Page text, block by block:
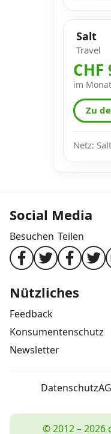
Salt
Travel
CHF
im Monat
Zu
Netz:
Social Media
Besuchen Teilen
Nützliches
Feedback
Konsumentenschutz
Newsletter
Datenschutz
© 2012 –